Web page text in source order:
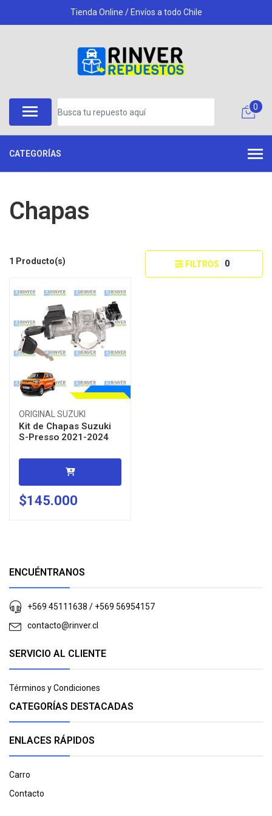
Tienda Online / Envíos a todo Chile
0
CATEGORÍAS
Chapas
1 Producto(s) FILTROS 0
ORIGINAL SUZUKI
Kit de Chapas Suzuki
S-Presso 2021-2024
$145.000
ENCUÉNTRANOS
+569 45111638 / +569 56954157
contacto@rinver.cl
SERVICIO AL CLIENTE
Términos y Condiciones
CATEGORÍAS DESTACADAS
ENLACES RÁPIDOS
Carro
Contacto